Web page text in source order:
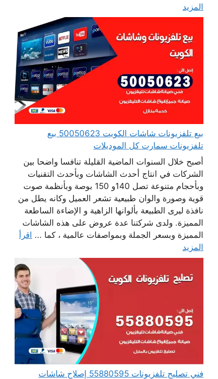
المزيد
بيع تلفزيونات شاشات الكويت 50050623 بيع
تلفزيونات سمارت كل الموديلات
أصبح خلال السنوات الماضية القليلة تنافسا واضحا بين
الشركات في انتاج أحدث الشاشات وبأحدث التقنيات
وبأحجام متنوعة تصل 140و 150 بوصة وبأنظمة صوت
قوية وصورة والوان طبيعية تشعر العميل وكانه يطل من
نافذة ليرى الطبيعة بألوانها الزاهية و الإضاءة الساطعة
المميزة. ولدى شركتنا عدة عروض على هذه الشاشات
المميزة وبسعر الجملة وبمواصفات عالمية ، كما ... اقرأ
المزيد
فني تصليح تلفزيونات 55880595 إصلاح شاشات